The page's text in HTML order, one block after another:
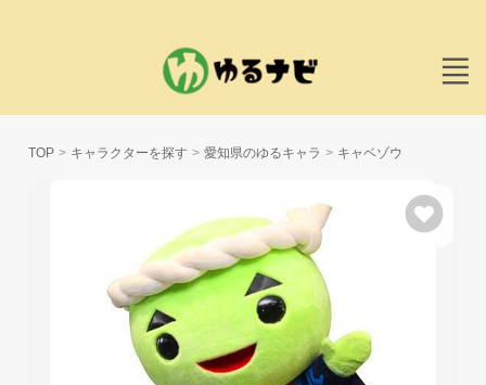
TOP キャラクターを探す 愛知県のゆるキャラ キャベゾウ